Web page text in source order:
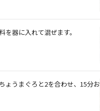
を器に入れて混ぜます。
ょうまぐろと2を合わせ、15分お